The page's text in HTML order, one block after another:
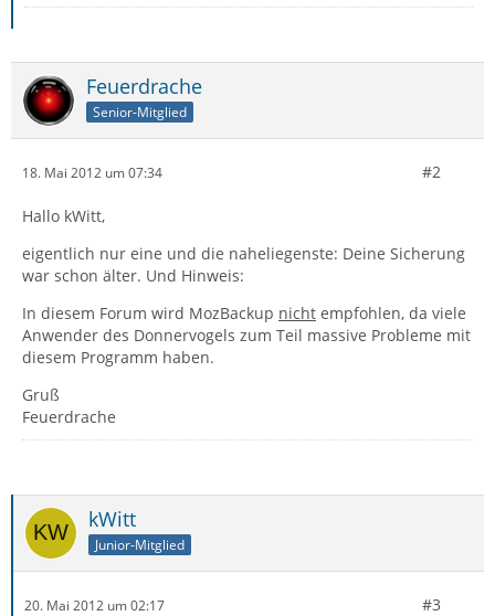
Feuerdrache
Senior-Mitglied
18. Mai 2012 um 07:34 #2
Hallo kWitt,
eigentlich nur eine und die naheliegenste: Deine Sicherung
war schon älter. Und Hinweis:
In diesem Forum wird MozBackup nicht empfohlen, da viele
Anwender des Donnervogels zum Teil massive Probleme mit
diesem Programm haben.
Gruß
Feuerdrache
kWitt
Junior-Mitglied
20. Mai 2012 um 02:17 #3